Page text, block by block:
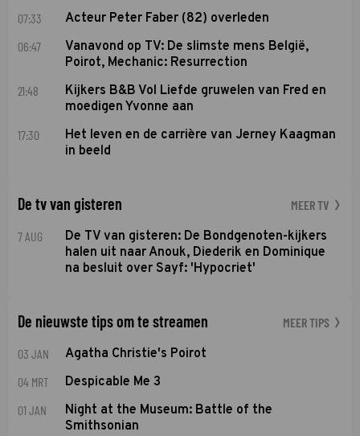
07:33 Acteur Peter Faber (82) overleden
06:47
Vanavond op TV: De slimste mens België,
Poirot, Mechanic: Resurrection
21:48
Kijkers B&B Vol Liefde gruwelen van Fred en
moedigen Yvonne aan
17:30
Het leven en de carrière van Jerney Kaagman
in beeld
De tv van gisteren MEER TV
7 AUG
De TV van gisteren: De Bondgenoten-kijkers
halen uit naar Anouk, Diederik en Dominique
na besluit over Sayf: 'Hypocriet'
De nieuwste tips om te streamen MEER TIPS
03 JAN Agatha Christie's Poirot
04 MRT Despicable Me 3
01 JAN
Night at the Museum: Battle of the
Smithsonian